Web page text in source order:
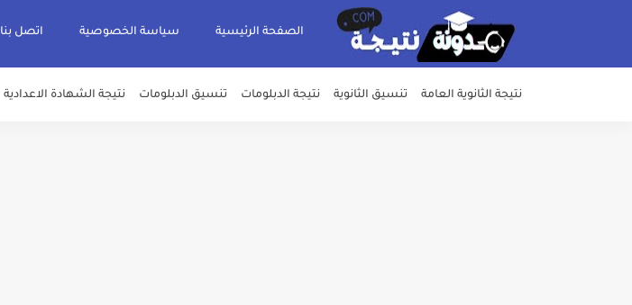
الصفحة الرئيسية سياسة الخصوصية اتصل بنا
نتيجة الثانوية العامة تنسيق الثانوية نتيجة الدبلومات تنسيق الدبلومات نتيجة الشهادة الاعدادية